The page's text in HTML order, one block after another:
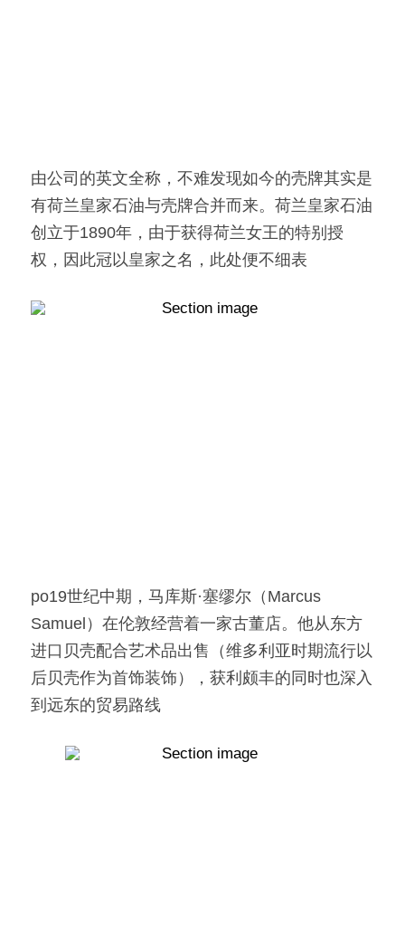
由公司的英文全称，不难发现如今的壳牌其实是
有荷兰皇家石油与壳牌合并而来。荷兰皇家石油
创立于1890年，由于获得荷兰女王的特别授
权，因此冠以皇家之名，此处便不细表
po19世纪中期，马库斯·塞缪尔（Marcus
Samuel）在伦敦经营着一家古董店。他从东方
进口贝壳配合艺术品出售（维多利亚时期流行以
后贝壳作为首饰装饰），获利颇丰的同时也深入
到远东的贸易路线